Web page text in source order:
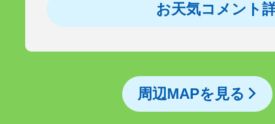
お天気コメント
周辺MAPを見る